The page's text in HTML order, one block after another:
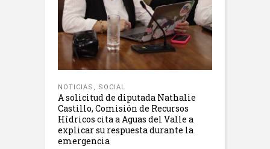
NOTICIAS , SOCIAL
A solicitud de diputada Nathalie
Castillo, Comisión de Recursos
Hídricos cita a Aguas del Valle a
explicar su respuesta durante la
emergencia